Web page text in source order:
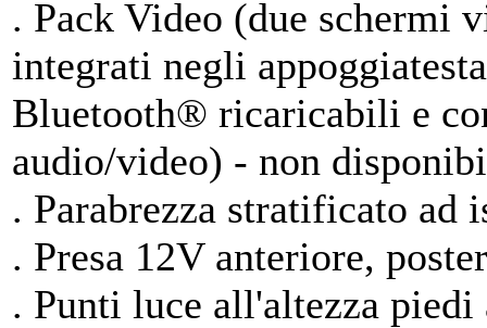
. Pack Video (due schermi
integrati negli
Bluetooth® ricaricabili e
audio/video) - non
. Parabrezza stratificato ad
. Presa 12V anteriore,
. Punti luce all'altezza